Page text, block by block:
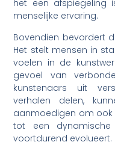
het een afspiegeling
menselijke ervaring.
Bovendien bevordert
Het stelt mensen in
voelen in de
gevoel van
kunstenaars uit
verhalen delen,
aanmoedigen om ook
tot een
voortdurend evolueert.